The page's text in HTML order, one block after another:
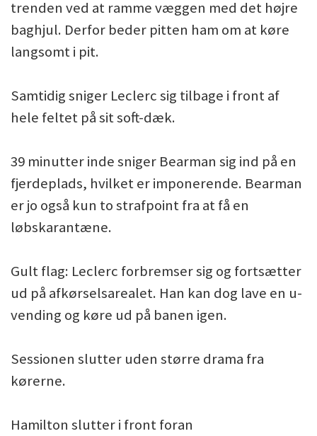
trenden ved at ramme væggen med det højre
baghjul. Derfor beder pitten ham om at køre
langsomt i pit.
Samtidig sniger Leclerc sig tilbage i front af
hele feltet på sit soft-dæk.
39 minutter inde sniger Bearman sig ind på en
fjerdeplads, hvilket er imponerende. Bearman
er jo også kun to strafpoint fra at få en
løbskarantæne.
Gult flag: Leclerc forbremser sig og fortsætter
ud på afkørselsarealet. Han kan dog lave en u-
vending og køre ud på banen igen.
Sessionen slutter uden større drama fra
kørerne.
Hamilton slutter i front foran